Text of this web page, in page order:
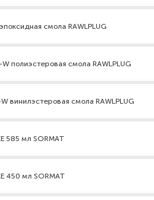
смола RAWLPLUG
полиэстеровая смола RAWLPLUG
винилэстеровая смола RAWLPLUG
585 мл SORMAT
450 мл SORMAT